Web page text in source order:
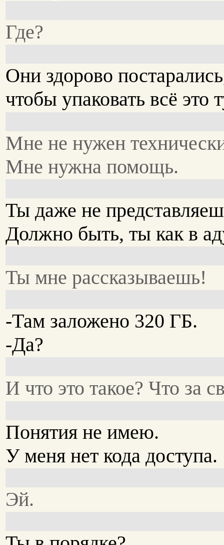
Где?
Они здорово
чтобы упаковать всё это
Мне не нужен
Мне нужна помощь.
Ты даже не
Должно быть, ты как в
Ты мне рассказываешь!
-Там заложено 320 ГБ.
-Да?
И что это такое? Что за
Понятия не имею.
У меня нет кода доступа.
Эй.